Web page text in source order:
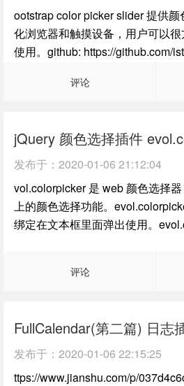
ootstrap color picker slider 提供
化浏览器和触摸设备，用户可以
使用。github: https://github.com/
评论
jQuery 颜色选择插件
发布于： 2020-01-06 21:12:04
vol.colorpicker 是 web 颜色选择
上的颜色选择功能。
绑定在文本框里面弹出使用。
评论
FullCalendar(第二篇) 日志
发布于： 2020-01-06 22:15:25
ttps://www.jianshu.com/p/